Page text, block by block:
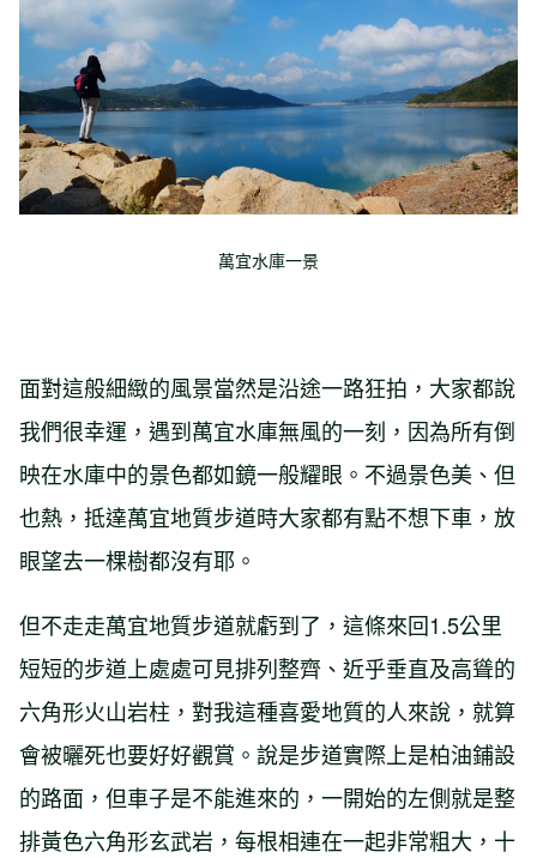
萬宜水庫一景
面對這般細緻的風景當然是沿途一路狂拍，大家都說
我們很幸運，遇到萬宜水庫無風的一刻，因為所有倒
映在水庫中的景色都如鏡一般耀眼。不過景色美、但
也熱，抵達萬宜地質步道時大家都有點不想下車，放
眼望去一棵樹都沒有耶。
但不走走萬宜地質步道就虧到了，這條來回1.5公里
短短的步道上處處可見排列整齊、近乎垂直及高聳的
六角形火山岩柱，對我這種喜愛地質的人來說，就算
會被曬死也要好好觀賞。說是步道實際上是柏油鋪設
的路面，但車子是不能進來的，一開始的左側就是整
排黃色六角形玄武岩，每根相連在一起非常粗大，十